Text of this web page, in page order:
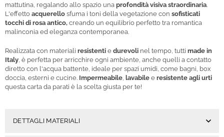
mattutina, regalando allo spazio una profondità visiva straordinaria.
L'effetto acquerello sfuma i toni della vegetazione con sofisticati
tocchi di rosa antico, creando un equilibrio perfetto tra romantica
malinconia ed eleganza contemporanea.
Realizzata con materiali resistenti e durevoli nel tempo, tutti made in
Italy , è perfetta per arricchire ogni ambiente, anche quelli a contatto
diretto con l'acqua battente, ideale per spazi umidi, come bagni, box
doccia, esterni e cucine. Impermeabile lavabile e resistente agli urti
questa carta da parati è la scelta giusta per te!
DETTAGLI MATERIALI